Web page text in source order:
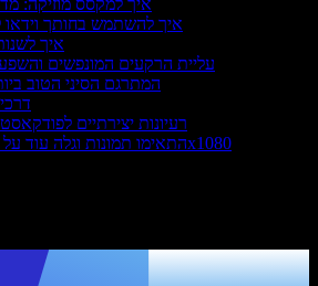
איך להשתמש בחותך וידאו
איך
עליית הרקעים המונפשים
המתרגם הסיני הטוב
10 רעיונות יצירתיים
התאימו תמונות וגלה עוד על רקעים בגודל 1920x1080